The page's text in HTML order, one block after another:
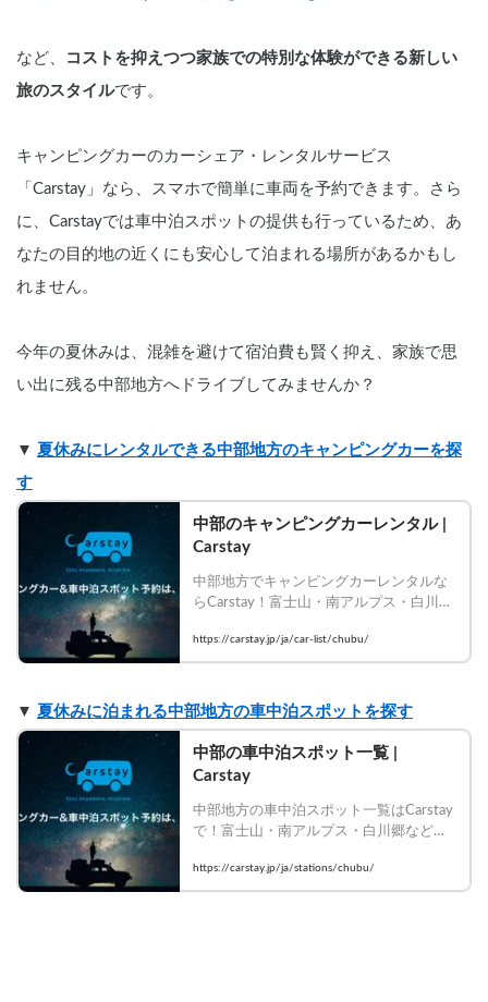
など、
コストを抑えつつ家族での特別な体験ができる新しい
旅のスタイルです。
キャンピングカーのカーシェア・レンタルサービス
「Carstay」なら、スマホで簡単に車両を予約できます。さら
に、Carstayでは車中泊スポットの提供も行っているため、あ
なたの目的地の近くにも安心して泊まれる場所があるかもし
れません。
今年の夏休みは、混雑を避けて宿泊費も賢く抑え、家族で思
い出に残る中部地方へドライブしてみませんか？
▼ 夏休みにレンタルできる中部地方のキャンピングカーを探
す
中部のキャンピングカーレンタル |
Carstay
中部地方でキャンピングカーレンタルな
らCarstay！富士山・南アルプス・白川郷
富な車種から選んで今すぐ予約！
https://carstay.jp/ja/car-list/chubu/
▼ 夏休みに泊まれる中部地方の車中泊スポットを探す
中部の車中泊スポット一覧 |
Carstay
中部地方の車中泊スポット一覧はCarstay
で！富士山・南アルプス・白川郷など絶
約！
https://carstay.jp/ja/stations/chubu/